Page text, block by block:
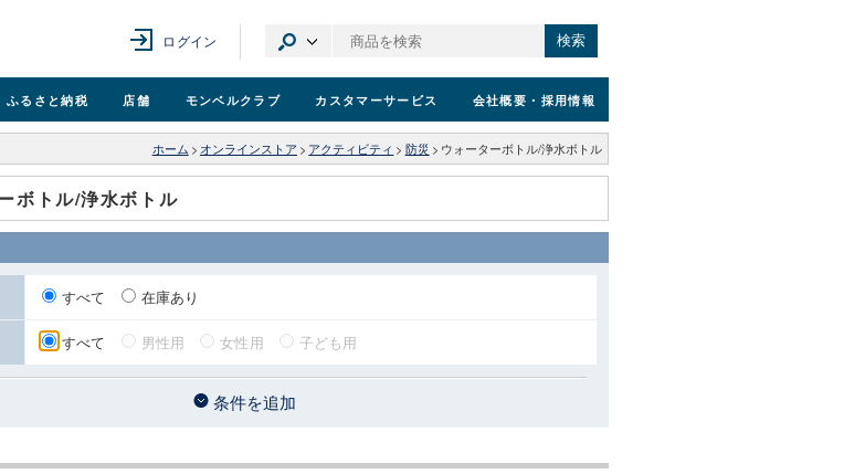
ログイン 検索
ふるさと納税 店舗 モンベルクラブ カスタマーサービス 会社概要 ・採用情報
ホーム > オンラインストア > アクティビティ > 防災 > ウォーターボトル/浄水ボトル
ボトル/浄水ボトル
すべて 在庫あり
すべて 男性用 女性用 子ども用
条件を追加